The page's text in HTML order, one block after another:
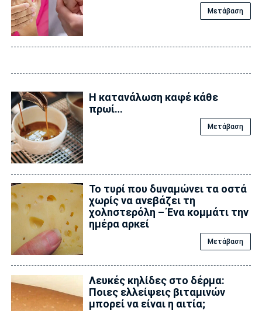
Μετάβαση
Η κατανάλωση καφέ κάθε
πρωί…
Μετάβαση
Το τυρί που δuναμώνει τα οστά
χωρίς να ανεβάζει τη
χολnστερόλη – Ένα κομμάτι την
ημέρα αρκεί
Μετάβαση
Λευκές κηλίδες στο δέρμα:
Ποιες ελλείψεις βιταμινών
μπορεί να είναι η αιτία;